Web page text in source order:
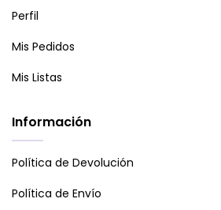
Perfil
Mis Pedidos
Mis Listas
Información
Política de Devolución
Política de Envío